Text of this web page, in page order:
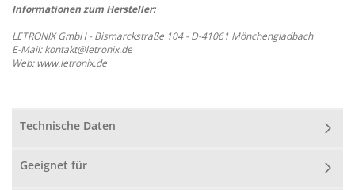
Informationen zum Hersteller:
LETRONIX GmbH - Bismarckstraße 104 - D-41061 Mönchengladbach
E-Mail: kontakt@letronix.de
Web: www.letronix.de
Technische Daten
Geeignet für